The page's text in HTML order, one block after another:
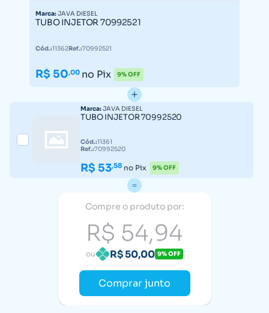
Marca:JAVA DIESEL
TUBO INJETOR 70992521
Cód.:11362Ref.:70992521
R$ 50,00 no Pix 9% OFF
Marca:JAVA DIESEL
TUBO INJETOR 70992520
Cód.:11361
Ref.:70992520
R$ 53,58 no Pix 9% OFF
Compre o produto por:
R$ 54,94
ou R$ 50,00 9% OFF
Comprar junto